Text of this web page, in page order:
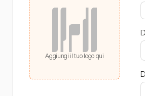
Aggiungi il tuo logo qui